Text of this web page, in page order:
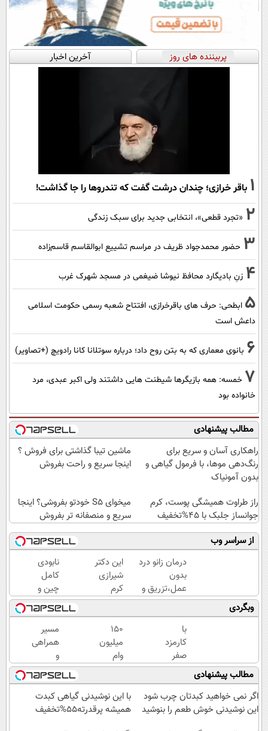
پربیننده های روز آخرین اخبار
1 باقر خرازی؛ چندان درشت گفت که تندروها را جا گذاشت!
2 «تجرد قطعی»، انتخابی جدید برای سبک زندگی
3 حضور محمدجواد ظریف در مراسم تشییع ابوالقاسم قاسم‌زاده
4 زنِ بادیگارد محافظ نیوشا ضیغمی در مسجد شهرک غرب
5 ابطحی: حرف های باقرخرازی، افتتاح شعبه رسمی حکومت اسلامی
داعش است
6 بانوی معماری که به بتن روح داد؛ درباره سوتلانا کانا رادویچ (+تصاویر)
7 خمسه: همه بازیگرها شیطنت هایی داشتند ولی اکبر عبدی، مرد
خانواده بود
مطالب پیشنهادی
راهکاری آسان و سریع برای
رنگ‌دهی موها، با فرمول گیاهی و
بدون آمونیاک
ماشین تیبا گذاشتی برای فروش ؟
اینجا سریع و راحت بفروش
راز طراوت همیشگی پوست، کرم
جوانساز جلبک با 45%تخفیف
میخوای S5 خودتو بفروشی؟ اینجا
سریع و منصفانه تر بفروش
از سراسر وب
درمان زانو درد
بدون
عمل،تزریق و
دارو
(◂پرسش‌نامه)
این دکتر
شیرازی
کرم
ترمیم
زخم
ایرانی را
ساخت!!!
نابودی
کامل
چین و
چروک
با کرم
آلمانی۴۰٪تخفیف
وبگردی
با
کارمزد
صفر
تومان
وام
بگیر و
طلا
150
میلیون
وام
بگیر،
مک
بوک
بخر | با
مسیر
همراهی
و
گزارش
عملکرد
گروه
اسنپ
مطالب پیشنهادی
اگر نمی خواهید کبدتان چرب شود
این نوشیدنی خوش طعم را بنوشید
با این نوشیدنی گیاهی کبدت
همیشه پرقدرته55%تخفیف